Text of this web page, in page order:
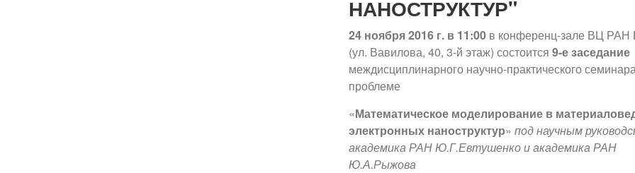
НАНОСТРУКТУР"
24 ноября 2016 г. в 11:00 в конференц-зале ВЦ РАН
(ул. Вавилова, 40, 3-й этаж) состоится 9-е заседание
междисциплинарного научно-практического
проблеме
«Математическое моделирование в
электронных наноструктур» под научным
академика РАН Ю.Г.Евтушенко и академика РАН
Ю.А.Рыжова